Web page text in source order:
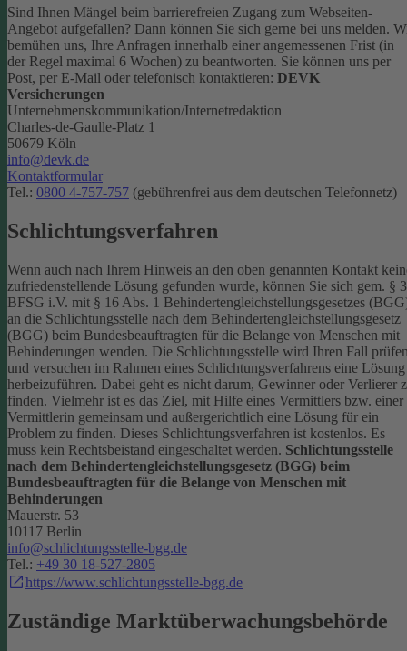
Sind Ihnen Mängel beim barrierefreien Zugang zum Webseiten-
Angebot aufgefallen? Dann können Sie sich gerne bei uns melden.
bemühen uns, Ihre Anfragen innerhalb einer angemessenen Frist (in
der Regel maximal 6 Wochen) zu beantworten. Sie können uns per
Post, per E-Mail oder telefonisch kontaktieren: DEVK
Versicherungen
Unternehmenskommunikation/Internetredaktion
Charles-de-Gaulle-Platz 1
50679 Köln
info@devk.de
Kontaktformular
Tel.: 0800 4-757-757 (gebührenfrei aus dem deutschen Telefonnetz)
Schlichtungsverfahren
Wenn auch nach Ihrem Hinweis an den oben genannten Kontakt
zufriedenstellende Lösung gefunden wurde, können Sie sich gem. §
BFSG i.V. mit § 16 Abs. 1 Behindertengleichstellungsgesetzes
an die Schlichtungsstelle nach dem Behindertengleichstellungsgesetz
(BGG) beim Bundesbeauftragten für die Belange von Menschen mit
Behinderungen wenden. Die Schlichtungsstelle wird Ihren Fall
und versuchen im Rahmen eines Schlichtungsverfahrens eine Lösung
herbeizuführen. Dabei geht es nicht darum, Gewinner oder Verlierer
finden. Vielmehr ist es das Ziel, mit Hilfe eines Vermittlers bzw. einer
Vermittlerin gemeinsam und außergerichtlich eine Lösung für ein
Problem zu finden. Dieses Schlichtungsverfahren ist kostenlos. Es
muss kein Rechtsbeistand eingeschaltet werden. Schlichtungsstelle
nach dem Behindertengleichstellungsgesetz (BGG) beim
Bundesbeauftragten für die Belange von Menschen mit
Behinderungen
Mauerstr. 53
10117 Berlin
info@schlichtungsstelle-bgg.de
Tel.: +49 30 18-527-2805
https://www.schlichtungsstelle-bgg.de
Zuständige Marktüberwachungsbehörde